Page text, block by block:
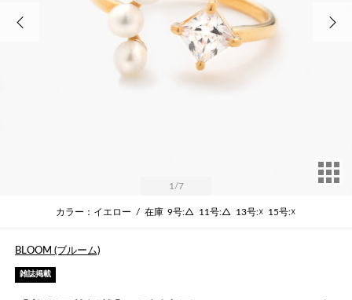
1 /7
カラー：イエロー / 在庫 9号:△ 11号:△ 13号:☓ 15号:☓
BLOOM (ブルーム)
雑誌掲載